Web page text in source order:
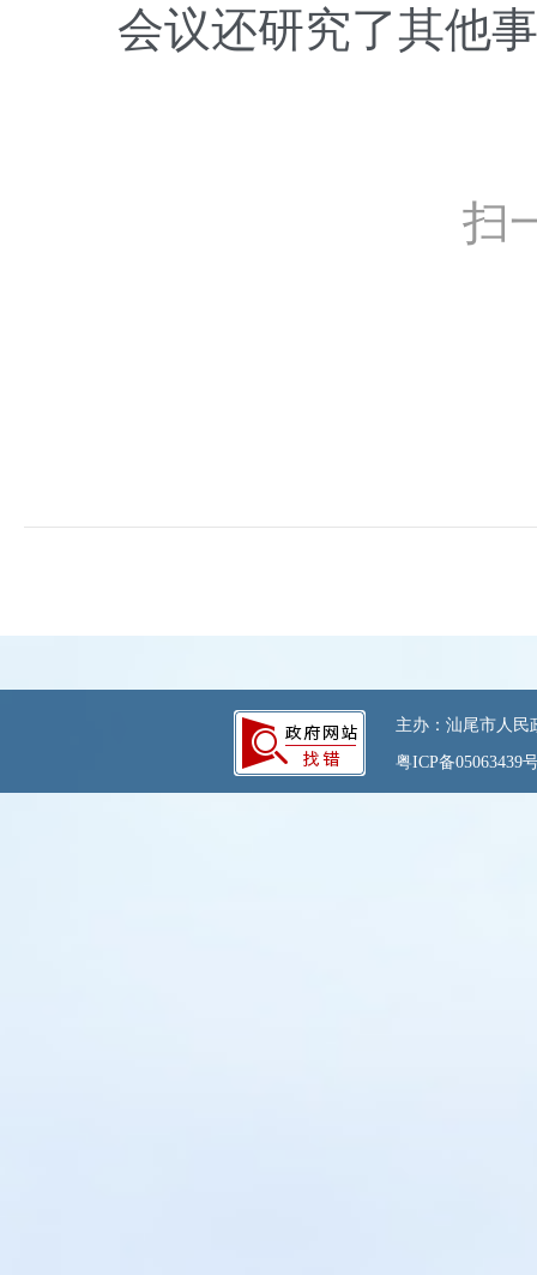
会议还研究了其他
扫
主办：汕尾市人民
粤ICP备05063439